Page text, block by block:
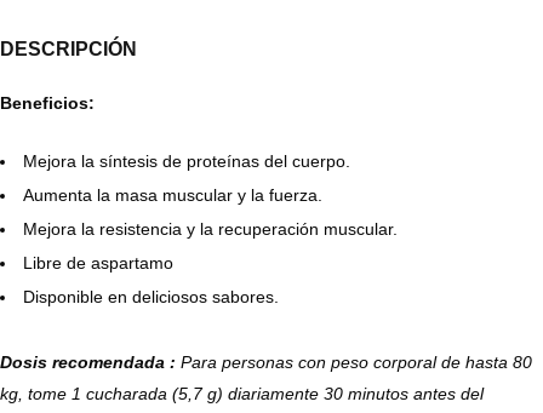
DESCRIPCIÓN
Beneficios:
Mejora la síntesis de proteínas del cuerpo.
Aumenta la masa muscular y la fuerza.
Mejora la resistencia y la recuperación muscular.
Libre de aspartamo
Disponible en deliciosos sabores.
Dosis recomendada : Para personas con peso corporal de hasta 80
kg, tome 1 cucharada (5,7 g) diariamente 30 minutos antes del